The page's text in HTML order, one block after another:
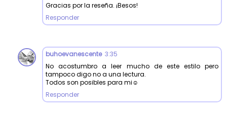
Gracias por la reseña. ¡Besos!
Responder
buhoevanescente 3:35
No acostumbro a leer mucho de este estilo pero
tampoco digo no a una lectura.
Todos son posibles para mi☺
Responder